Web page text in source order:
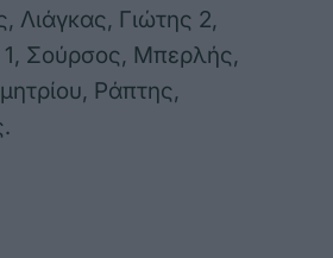
Λιάγκας, Γιώτης 2,
Σούρσος, Μπερλής,
Ράπτης,